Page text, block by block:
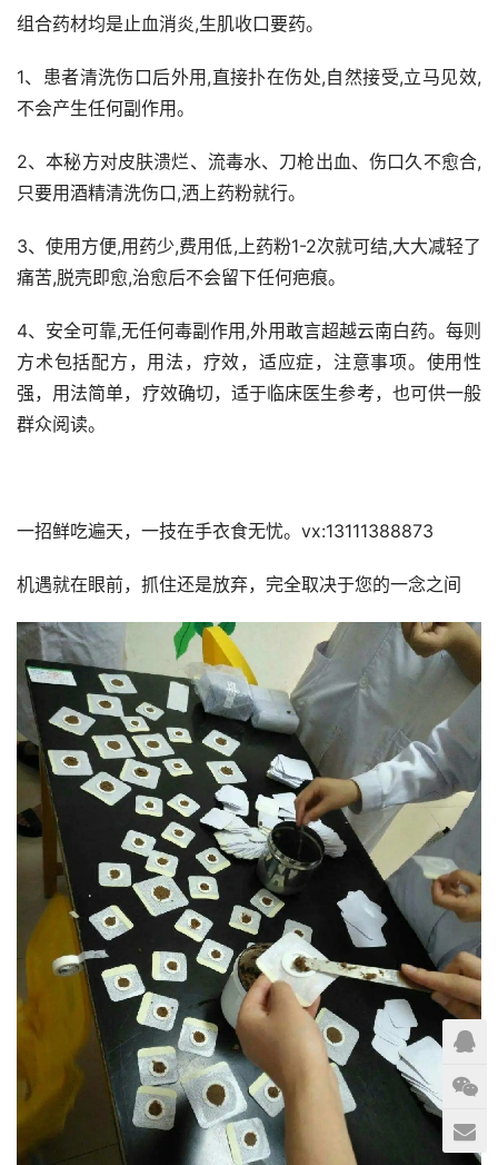
组合药材均是止血消炎,生肌收口要药。
1、患者清洗伤口后外用,直接扑在伤处,自然接受,立马见效,
不会产生任何副作用。
2、本秘方对皮肤溃烂、流毒水、刀枪出血、伤口久不愈合,
只要用酒精清洗伤口,洒上药粉就行。
3、使用方便,用药少,费用低,上药粉1-2次就可结,大大减轻了
痛苦,脱壳即愈,治愈后不会留下任何疤痕。
4、安全可靠,无任何毒副作用,外用敢言超越云南白药。每则
方术包括配方，用法，疗效，适应症，注意事项。使用性
强，用法简单，疗效确切，适于临床医生参考，也可供一般
群众阅读。
一招鲜吃遍天，一技在手衣食无忧。vx:13111388873
机遇就在眼前，抓住还是放弃，完全取决于您的一念之间